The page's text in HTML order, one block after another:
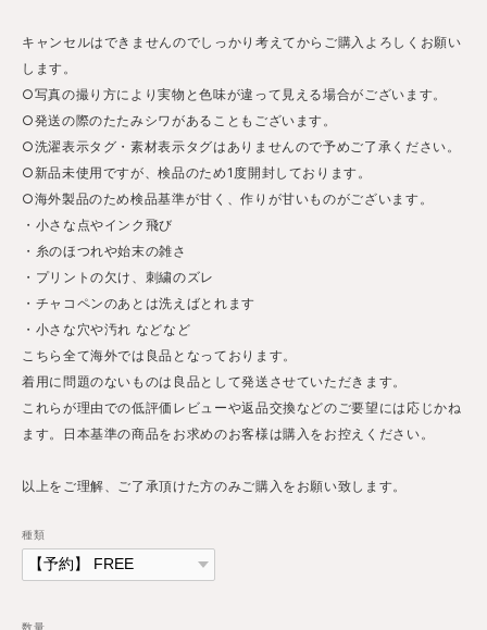
キャンセルはできませんのでしっかり考えてからご購入よろしくお願い
します。
○写真の撮り方により実物と色味が違って見える場合がございます。
○発送の際のたたみシワがあることもございます。
○洗濯表示タグ・素材表示タグはありませんので予めご了承ください。
○新品未使用ですが、検品のため1度開封しております。
○海外製品のため検品基準が甘く、作りが甘いものがございます。
・小さな点やインク飛び
・糸のほつれや始末の雑さ
・プリントの欠け、刺繍のズレ
・チャコペンのあとは洗えばとれます
・小さな穴や汚れ などなど
こちら全て海外では良品となっております。
着用に問題のないものは良品として発送させていただきます。
これらが理由での低評価レビューや返品交換などのご要望には応じかね
ます。日本基準の商品をお求めのお客様は購入をお控えください。
以上をご理解、ご了承頂けた方のみご購入をお願い致します。
種類
数量